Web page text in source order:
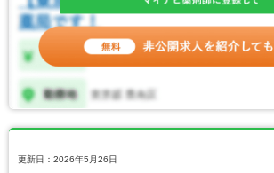
更新日：2026年5月26日